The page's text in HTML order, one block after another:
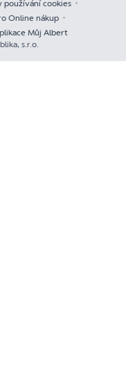
používání cookies
Online nákup
Můj Albert
s.r.o.